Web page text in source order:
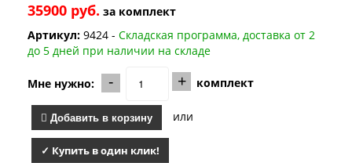
Лабиринт Классик Шагрень
Лабиринт Кредор
Лабиринт Лаб Про
Лабиринт Лайн Вайт
Лабиринт Леолаб
Лабиринт Лондон
Лабиринт Лофт
Лабиринт Мегаполис
Лабиринт Норд Плюс
Лабиринт Нью Йорк
35900 руб. за комплект
Артикул: 9424 - Складская программа, доставка от 2
до 5 дней при наличии на складе
Мне нужно: - + комплект
Добавить в корзину или
✓ Купить в один клик!